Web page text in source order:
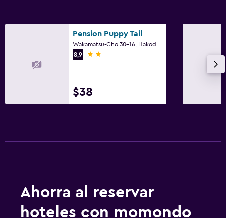
Pension Puppy Tail
8,9
2 estrellas
$38
Ahorra al reservar
hoteles con momondo